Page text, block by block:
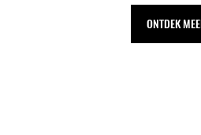
ONTDEK